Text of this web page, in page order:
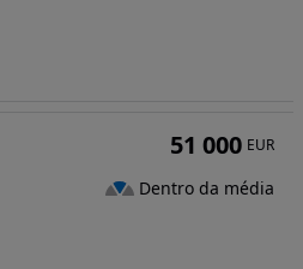
51 000 EUR
Dentro da média